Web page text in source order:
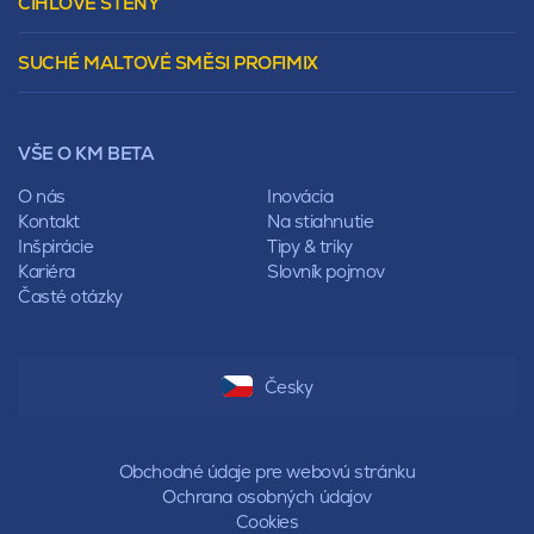
Stanová
Mansardová
Pultová
Sedlová
Polovalbová
Stanová
Mansardová
Pultová
Hodonka
Tepelnoizolačný prvok
Vencovky
Preklady
Lícové murivo
Pálené zdivo Profiblok
Nosné murivo
Priečky
Vencovky
Preklady
SUCHÉ MALTOVÉ SMĚSI PROFIMIX
VŠE O KM BETA
O nás
Inovácia
Kontakt
Na stiahnutie
Inšpirácie
Tipy & triky
Kariéra
Slovník pojmov
Časté otázky
Česky
Obchodné údaje pre webovú stránku
Ochrana osobných údajov
Cookies